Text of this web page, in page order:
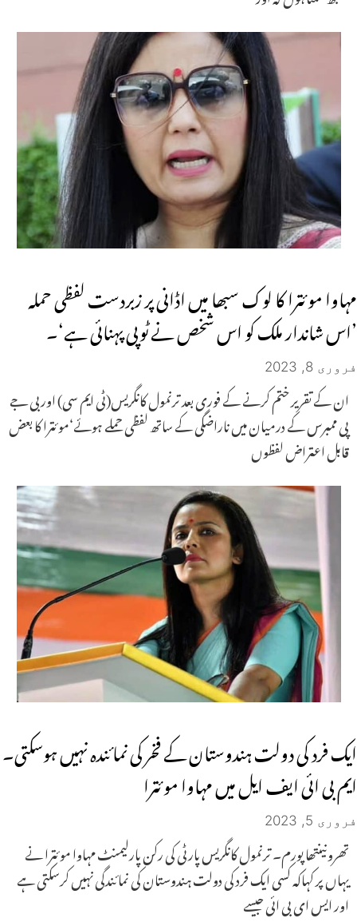
مہاوا موئترا کا لوک سبھا میں اڈانی پر زبردست لفظی حملہ
’اس شاندار ملک کو اس شخص نے ٹوپی پہنائی ہے‘۔
فروری 8, 2023
ان کے تقریر ختم کرنے کے فوری بعد ترنمول کانگریس(ٹی ایم سی) اوربی جے
پی ممبرس کے درمیان میں ناراضگی کے ساتھ لفظی حملے ہوئے‘موئترا کا بعض
قابل اعتراض لفظوں
ایک فرد کی دولت ہندوستان کے فخر کی نمائندہ نہیں ہوسکتی۔
ایم بی ائی ایف ایل میں مہاوا موئترا
فروری 5, 2023
تھرونینتھاپورم۔ ترنمول کانگریس پارٹی کی رکن پارلیمنٹ مہاوا موئترا نے
یہاں پر کہاکہ کسی ایک فرد کی دولت ہندوستان کی نمائندگی نہیں کرسکتی ہے
اور ایس ای بی ائی جیسے